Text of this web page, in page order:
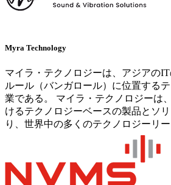
Myra Technology
マイラ・テクノロジーは、アジアの
ルール（バンガロール）に位置する
業である。 マイラ・テクノロジーは
けるテクノロジーベースの製品とソ
り、世界中の多くのテクノロジーリ